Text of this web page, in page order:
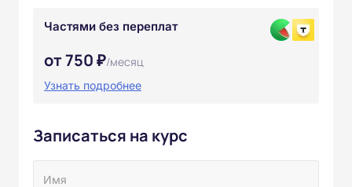
Частями без переплат
от 750 ₽/месяц
Узнать подробнее
Записаться на курс